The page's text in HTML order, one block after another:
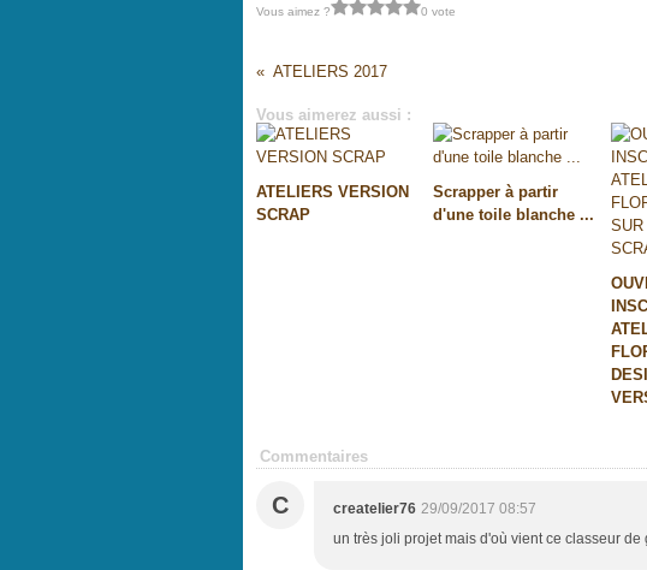
Vous aimez ? 0 vote
ATELIERS 2017
Vous aimerez aussi :
ATELIERS VERSION
SCRAP
Scrapper à partir
d'une toile blanche ...
Commentaires
C createlier76 29/09/2017 08:57
un très joli projet mais d'où vient ce classeur